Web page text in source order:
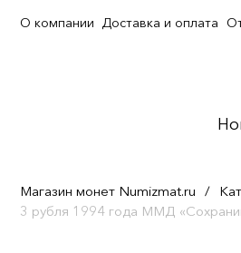
О компании Доставка и оплата
Магазин монет Numizmat.ru /
3 рубля 1994 года ММД